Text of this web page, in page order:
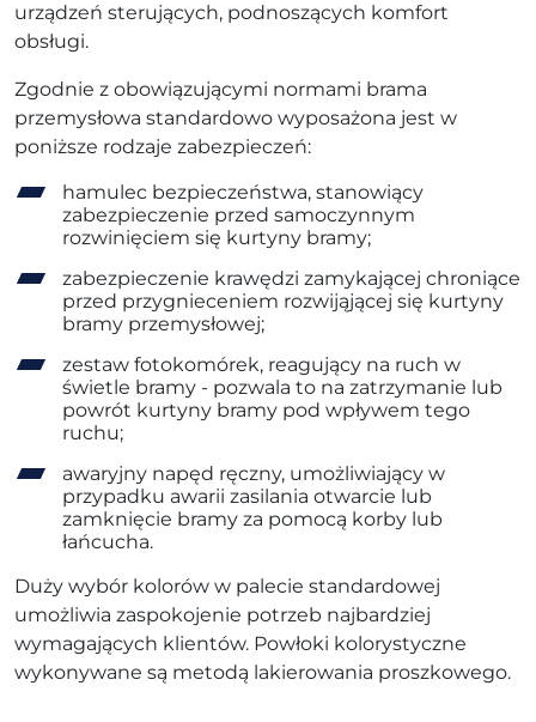
urządzeń sterujących, podnoszących komfort
obsługi.
Zgodnie z obowiązującymi normami brama
przemysłowa standardowo wyposażona jest w
poniższe rodzaje zabezpieczeń:
hamulec bezpieczeństwa, stanowiący
zabezpieczenie przed samoczynnym
rozwinięciem się kurtyny bramy;
zabezpieczenie krawędzi zamykającej chroniące
przed przygnieceniem rozwijąjącej się kurtyny
bramy przemysłowej;
zestaw fotokomórek, reagujący na ruch w
świetle bramy - pozwala to na zatrzymanie lub
powrót kurtyny bramy pod wpływem tego
ruchu;
awaryjny napęd ręczny, umożliwiający w
przypadku awarii zasilania otwarcie lub
zamknięcie bramy za pomocą korby lub
łańcucha.
Duży wybór kolorów w palecie standardowej
umożliwia zaspokojenie potrzeb najbardziej
wymagających klientów. Powłoki kolorystyczne
wykonywane są metodą lakierowania proszkowego.